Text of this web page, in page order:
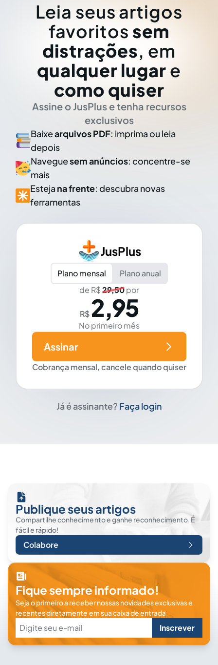
Leia seus artigos
favoritos sem
distrações, em
qualquer lugar e
como quiser
Assine o JusPlus e tenha recursos
exclusivos
Baixearquivos PDF: imprima ou leia
depois
Naveguesem anúncios: concentre-se
mais
Esteja na frente: descubra novas
ferramentas
JusPlus
Plano mensal
Plano anual
de R$29,50por
R$ 2,95
No primeiro mês
Cobrança mensal, cancele quando quiser
Assinar
Já é assinante? Faça login
Publique seus artigos
Compartilhe conhecimento e ganhe reconhecimento. É
fácil e rápido!
Colabore
Fique sempre informado!
Seja o primeiro a receber nossas novidades exclusivas e
recentes diretamente em sua caixa de entrada.
Inscrever